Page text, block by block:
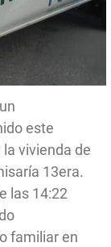
este
vivienda de
13era.
las 14:22
familiar en